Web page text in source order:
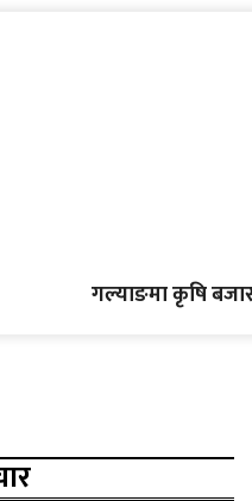
गल्याङमा कृषि